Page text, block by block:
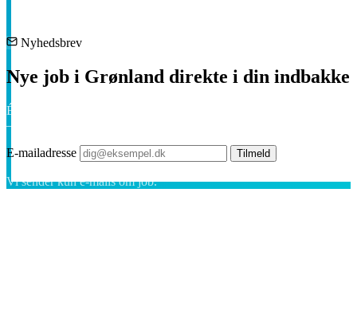
Nyhedsbrev
Nye job i Grønland direkte i din indbakke
Én kort e-mail om ugen med de nyeste job i hele landet. Ingen spam
— afmeld når som helst.
E-mailadresse Tilmeld
Vi sender kun e-mails om job.